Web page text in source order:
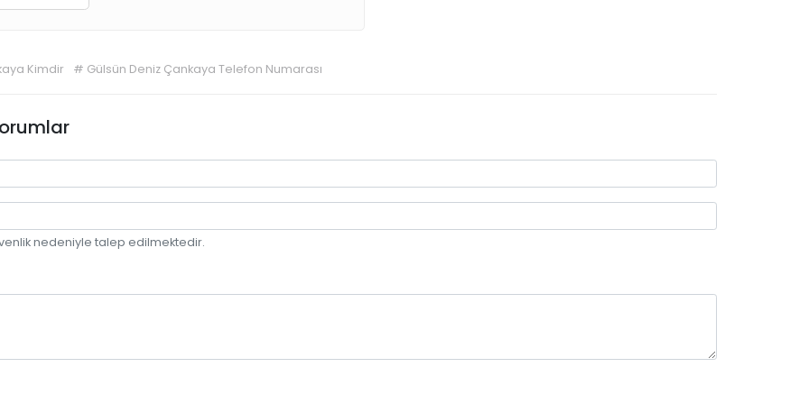
Kimdir # Gülsün Deniz Çankaya Telefon Numarası
nedeniyle talep edilmektedir.